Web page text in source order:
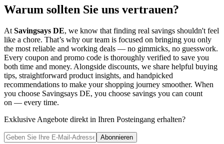
Warum sollten Sie uns vertrauen?
At Savingsays DE, we know that finding real savings shouldn't feel
like a chore. That’s why our team is focused on bringing you only
the most reliable and working deals — no gimmicks, no guesswork.
Every coupon and promo code is thoroughly verified to save you
both time and money. Alongside discounts, we share helpful buying
tips, straightforward product insights, and handpicked
recommendations to make your shopping journey smoother. When
you choose Savingsays DE, you choose savings you can count
on — every time.
Exklusive Angebote direkt in Ihren Posteingang erhalten?
Abonnieren